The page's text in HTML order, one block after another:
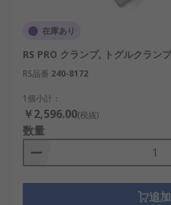
のような角度で物体を固
す。
トグルクランプ - クラン
え、天板と組み合わせて使
形、又は不定形の物体を保
在庫あり
RS PRO クランプ, トグルクランプ
RS品番 240-8172
1個小計：
￥2,596.00(税抜)
数量
追加